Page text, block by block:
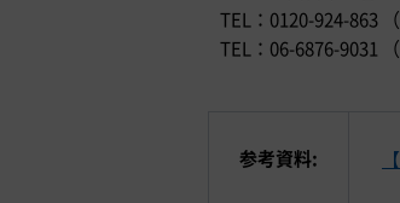
TEL：0120-924-863
TEL：06-6876-9031
参考資料: